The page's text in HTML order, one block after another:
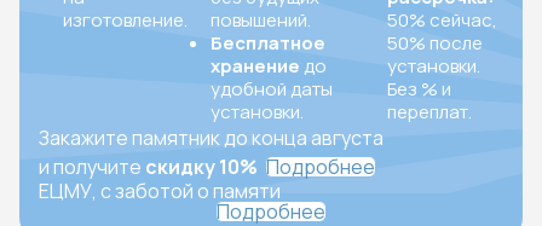
изготовление.
повышений.
Бесплатное
хранение до
удобной даты
установки.
50% сейчас,
50% после
установки.
Без % и
переплат.
Закажите памятник до конца августа
и получите скидку 10% Подробнее
ЕЦМУ, с заботой о памяти
Подробнее